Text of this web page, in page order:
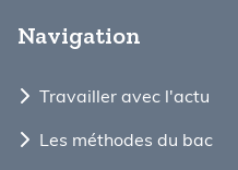
Navigation
Travailler avec l'actu
Les méthodes du bac